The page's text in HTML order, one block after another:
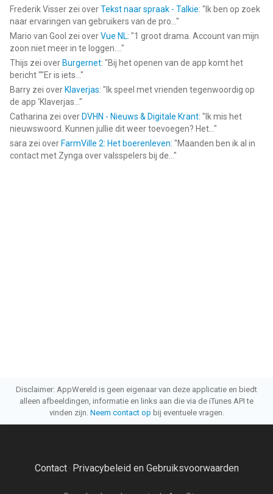
Frederik Visser zei overTekst naar spraak - Talkie: " Ik ben op zoek
naar ervaringen van gebruikers van de pro... "
Mario van Gool zei overVue NL: "1 groot drama. Account van mijn
zoon niet meer in te loggen.... "
Thijs zei over Burgernet: "Bij het openen van de app komt het
bericht ""Er is iets... "
Barry zei over Klaverjas: " Ik speel met vrienden tegenwoordig op
de app ‘Klaverjas... "
Catharina zei over DVHN - Nieuws & Digitale Krant: " Ik mis het
nieuwswoord. Kunnen jullie dit weer toevoegen? Het... "
sara zei over FarmVille 2: Het boerenleven: "Maanden ben ik al in
contact met Zynga over valsspelers bij de... "
Disclaimer: AppWereld is geen eigenaar van deze applicatie en biedt
alleen afbeeldingen, informatie en links aan die via de iTunes API te
vinden zijn. Neem contact op bij eventuele vragen.
Contact· Privacybeleid en Gebruiksvoorwaarden